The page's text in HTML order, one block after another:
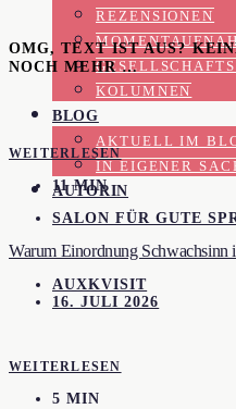
REZENSIONEN
KOLUMNEN
BLOG
AKTUELL IM
IN EIGENER
AUTORIN
OMG, TEXT IST AUS?
NOCH MEHR …
WEITERLESEN
11 MIN
SALON FÜR GUTE
Warum Einordnung Schwachsinn
AUXKVISIT
16. JULI 2026
WEITERLESEN
5 MIN